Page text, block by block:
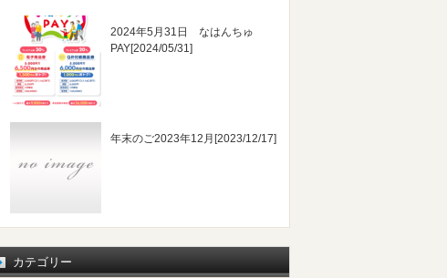
2024年5月31日 なはんちゅ
PAY[2024/05/31]
年末のご2023年12月 [2023/12/17]
カテゴリー